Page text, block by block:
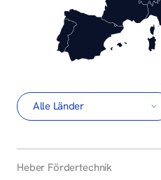
Länder
Heber Fördertechnik